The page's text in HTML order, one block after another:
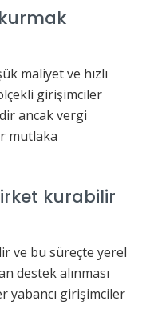
maliyet ve hızlı
girişimciler
ancak vergi
mutlaka
kurabilir
ve bu süreçte yerel
destek alınması
yabancı girişimciler